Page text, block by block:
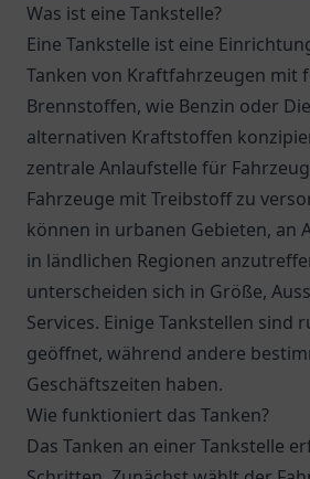
Was ist eine Tankstelle?
Eine Tankstelle ist eine
Tanken von Kraftfahrzeugen mit
Brennstoffen, wie Benzin oder
alternativen Kraftstoffen
zentrale Anlaufstelle für
Fahrzeuge mit Treibstoff zu
können in urbanen Gebieten, an
in ländlichen Regionen
unterscheiden sich in Größe,
Services. Einige Tankstellen sind
geöffnet, während andere
Geschäftszeiten haben.
Wie funktioniert das Tanken?
Das Tanken an einer Tankstelle